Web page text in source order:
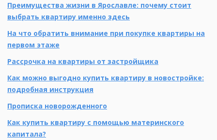
Преимущества жизни в Ярославле: почему стоит
выбрать квартиру именно здесь
На что обратить внимание при покупке квартиры на
первом этаже
Рассрочка на квартиры от застройщика
Как можно выгодно купить квартиру в новостройке:
подробная инструкция
Прописка новорожденного
Как купить квартиру с помощью материнского
капитала?